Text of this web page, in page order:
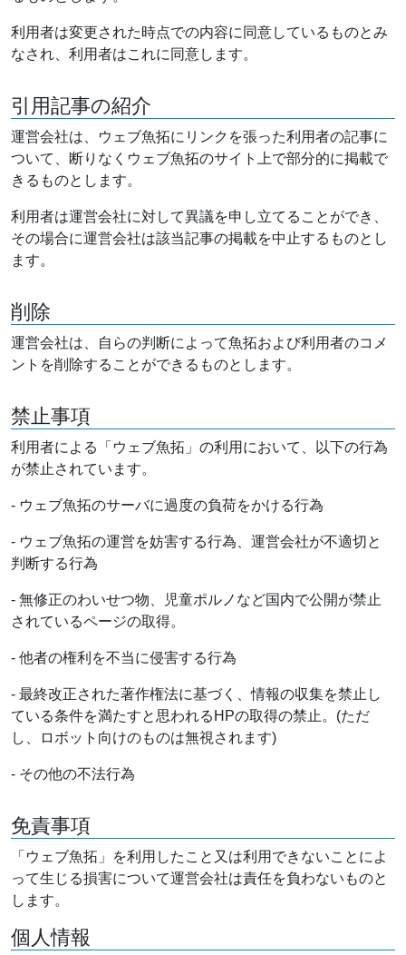
利用者は変更された時点での内容に同意しているものとみ
なされ、利用者はこれに同意します。
引用記事の紹介
運営会社は、ウェブ魚拓にリンクを張った利用者の記事に
ついて、断りなくウェブ魚拓のサイト上で部分的に掲載で
きるものとします。
利用者は運営会社に対して異議を申し立てることができ、
その場合に運営会社は該当記事の掲載を中止するものとし
ます。
削除
運営会社は、自らの判断によって魚拓および利用者のコメ
ントを削除することができるものとします。
禁止事項
利用者による「ウェブ魚拓」の利用において、以下の行為
が禁止されています。
- ウェブ魚拓のサーバに過度の負荷をかける行為
- ウェブ魚拓の運営を妨害する行為、運営会社が不適切と
判断する行為
- 無修正のわいせつ物、児童ポルノなど国内で公開が禁止
されているページの取得。
- 他者の権利を不当に侵害する行為
- 最終改正された著作権法に基づく、情報の収集を禁止し
ている条件を満たすと思われるHPの取得の禁止。(ただ
し、ロボット向けのものは無視されます)
- その他の不法行為
免責事項
「ウェブ魚拓」を利用したこと又は利用できないことによ
って生じる損害について運営会社は責任を負わないものと
します。
個人情報